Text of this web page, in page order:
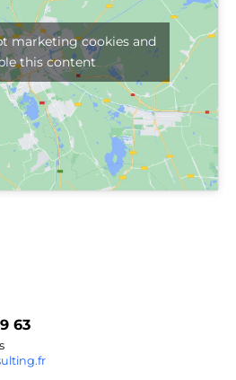
marketing cookies and
this content
63